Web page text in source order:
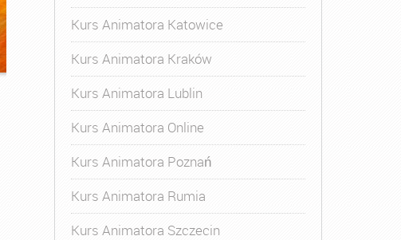
Kurs Animatora Katowice
Kurs Animatora Kraków
Kurs Animatora Lublin
Kurs Animatora Online
Kurs Animatora Poznań
Kurs Animatora Rumia
Kurs Animatora Szczecin